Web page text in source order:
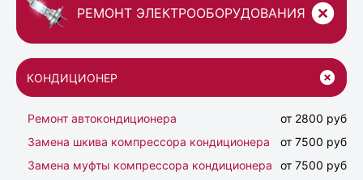
РЕМОНТ ЭЛЕКТРООБОРУДОВАНИЯ
КОНДИЦИОНЕР
Ремонт автокондиционера
от 2800 руб
Замена шкива компрессора кондиционера
от 7500 руб
Замена муфты компрессора кондиционера
от 7500 руб